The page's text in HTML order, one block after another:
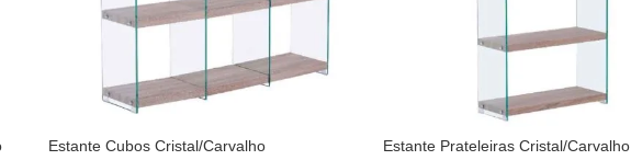
Estante Cubos Cristal/Carvalho Estante Prateleiras Cristal/Carvalho